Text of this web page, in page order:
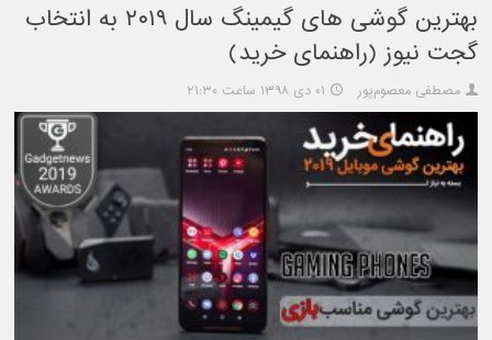
بهترین گوشی های گیمینگ سال ۲۰۱۹ به انتخاب
گجت نیوز (راهنمای خرید)
مصطفی معصوم‌پور ۰۱ دی ۱۳۹۸ ساعت ۲۱:۳۰